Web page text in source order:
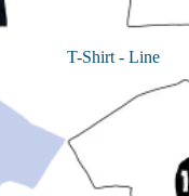
T-Shirt - Line